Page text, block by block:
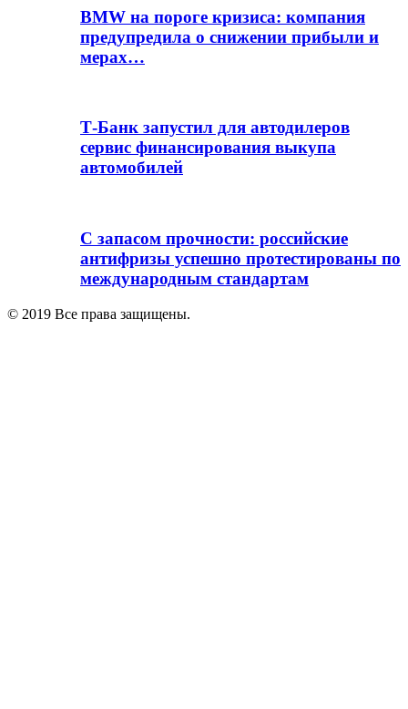
BMW на пороге кризиса: компания
предупредила о снижении прибыли и
мерах…
Т-Банк запустил для автодилеров
сервис финансирования выкупа
автомобилей
С запасом прочности: российские
антифризы успешно протестированы по
международным стандартам
© 2019 Все права защищены.